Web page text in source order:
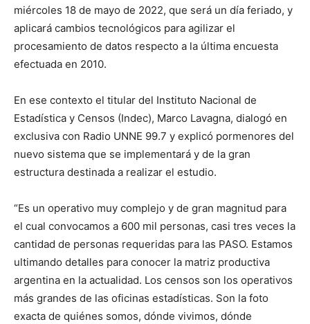
miércoles 18 de mayo de 2022, que será un día feriado, y
aplicará cambios tecnológicos para agilizar el
procesamiento de datos respecto a la última encuesta
efectuada en 2010.
En ese contexto el titular del Instituto Nacional de
Estadística y Censos (Indec), Marco Lavagna, dialogó en
exclusiva con Radio UNNE 99.7 y explicó pormenores del
nuevo sistema que se implementará y de la gran
estructura destinada a realizar el estudio.
“Es un operativo muy complejo y de gran magnitud para
el cual convocamos a 600 mil personas, casi tres veces la
cantidad de personas requeridas para las PASO. Estamos
ultimando detalles para conocer la matriz productiva
argentina en la actualidad. Los censos son los operativos
más grandes de las oficinas estadísticas. Son la foto
exacta de quiénes somos, dónde vivimos, dónde